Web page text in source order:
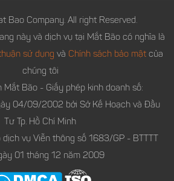
Bao Company. All right Reserved.
này và dịch vụ tại Mắt Bão có nghĩa là
sử dụng và Chính sách bảo mật của
chúng tôi
Mắt Bão - Giấy phép kinh doanh số:
04/09/2002 bởi Sở Kế Hoạch và Đầu
Tư Tp. Hồ Chí Minh
vụ Viễn thông số 1683/GP - BTTTT
01 tháng 12 năm 2009